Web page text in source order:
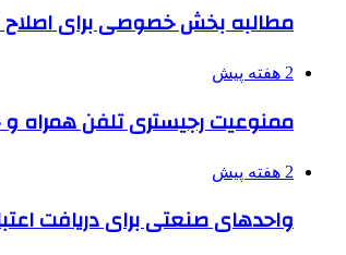
مطالبه بخش خصوصی برای اصلاح
2 هفته پیش
ممنوعیت رجیستری تلفن همراه و
2 هفته پیش
واحدهای صنعتی برای دریافت